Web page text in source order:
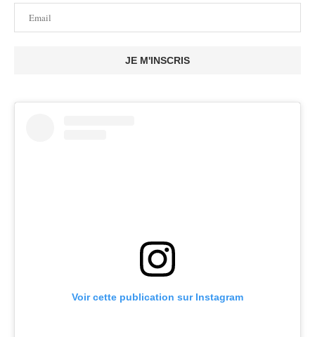
JE M'INSCRIS
Voir cette publication sur Instagram